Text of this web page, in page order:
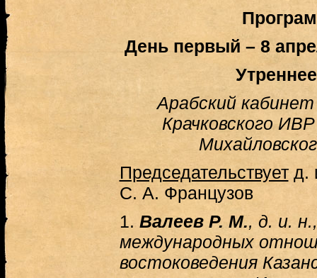
День первый – 8
Арабский
Крачковского
Председательствуетд.
С. А. Французов
1. Валеев Р. М., д. и.
международных
востоковедения